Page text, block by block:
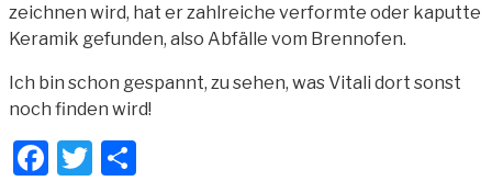
zeichnen wird, hat er zahlreiche verformte oder kaputte
Keramik gefunden, also Abfälle vom Brennofen.
Ich bin schon gespannt, zu sehen, was Vitali dort sonst
noch finden wird!
Facebook
Twitter